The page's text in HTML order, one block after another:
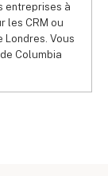
entreprises à
les CRM ou
Vous
Columbia